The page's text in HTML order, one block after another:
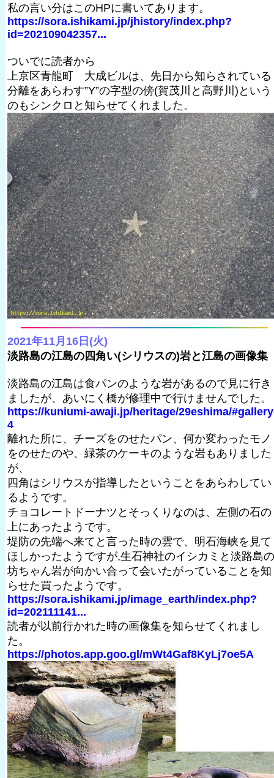
私の言い分はこのHPに書いてあります。
https://sora.ishikami.jp/jhistory/index.php?
id=202109042357...
ついでに読者から
上京区青龍町 大成ビルは、先日から知らされている
分離をあらわす”Y”の字型の傍(賀茂川と高野川)という
のもシンクロと知らせてくれました。
2021年11月16日(火)
淡路島の江島の四角い(シリウスの)岩と江島の画像集
淡路島の江島は食パンのような岩があるので見に行き
ましたが、あいにく橋が修理中で行けませんでした。
https://kuniumi-awaji.jp/heritage/29eshima/
4
離れた所に、チーズをのせたパン、何か変わったモノ
をのせたのや、緑茶のケーキのような岩もありました
が、
四角はシリウスが指導したということをあらわしてい
るようです。
チョコレートドーナツとそっくりなのは、左側の石の
上にあったようです。
堤防の先端へ来てと言った時の雲で、明石海峡を見て
ほしかったようですが,生石神社のイシカミと淡路島の
坊ちゃん岩が向かい合って会いたがっていることを知
らせた買ったようです。
https://sora.ishikami.jp/image_earth/index.php?
id=202111141...
読者が以前行かれた時の画像集を知らせてくれまし
た。
https://photos.app.goo.gl/mWt4Gaf8KyLj7oe5A